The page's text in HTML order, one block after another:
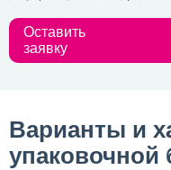
Оставить
заявку
Варианты и